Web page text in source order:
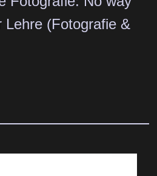
Lehre (Fotografie &